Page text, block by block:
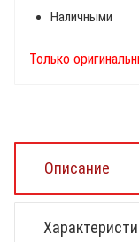
Наличными
Только
Описание